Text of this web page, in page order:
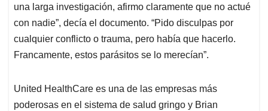
una larga investigación, afirmo claramente que no actué
con nadie”, decía el documento. “Pido disculpas por
cualquier conflicto o trauma, pero había que hacerlo.
Francamente, estos parásitos se lo merecían”.
United HealthCare es una de las empresas más
poderosas en el sistema de salud gringo y Brian